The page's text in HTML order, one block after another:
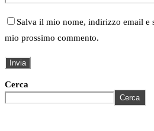
Salva il mio nome, indirizzo email e
mio prossimo commento.
Cerca
Cerca